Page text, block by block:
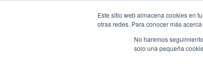
Este sitio web almacena cookies en
otras redes. Para conocer más
No haremos
solo una pequeña